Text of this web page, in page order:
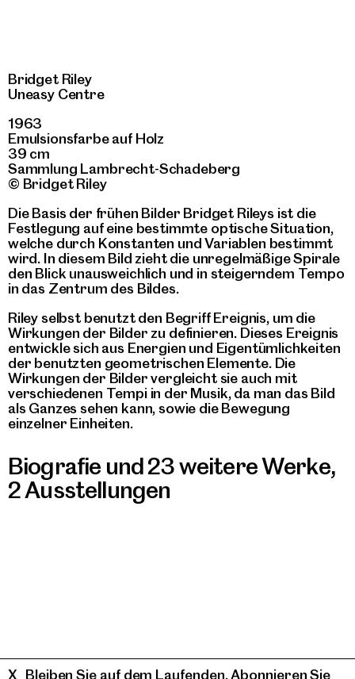
Bridget Riley
Uneasy Centre
1963
Emulsionsfarbe auf Holz
39 cm
Sammlung Lambrecht-Schadeberg
© Bridget Riley
Die Basis der frühen Bilder Bridget Rileys ist die
Festlegung auf eine bestimmte optische Situation,
welche durch Konstanten und Variablen bestimmt
wird. In diesem Bild zieht die unregelmäßige Spirale
den Blick unausweichlich und in steigerndem Tempo
in das Zentrum des Bildes.
Riley selbst benutzt den Begriff Ereignis, um die
Wirkungen der Bilder zu definieren. Dieses Ereignis
entwickle sich aus Energien und Eigentümlichkeiten
der benutzten geometrischen Elemente. Die
Wirkungen der Bilder vergleicht sie auch mit
verschiedenen Tempi in der Musik, da man das Bild
als Ganzes sehen kann, sowie die Bewegung
einzelner Einheiten.
Biografie und 23 weitere Werke,
2 Ausstellungen
Bleiben Sie auf dem Laufenden. Abonnieren Sie